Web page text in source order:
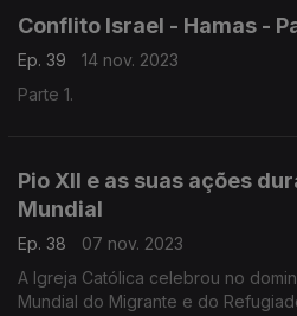
Conflito Israel - Hamas -
Ep. 39
14 nov. 2023
Parte 1.
Pio XII e as suas ações
Mundial
Ep. 38
07 nov. 2023
A Igreja Católica celebrou no
Mundial do Migrante e do